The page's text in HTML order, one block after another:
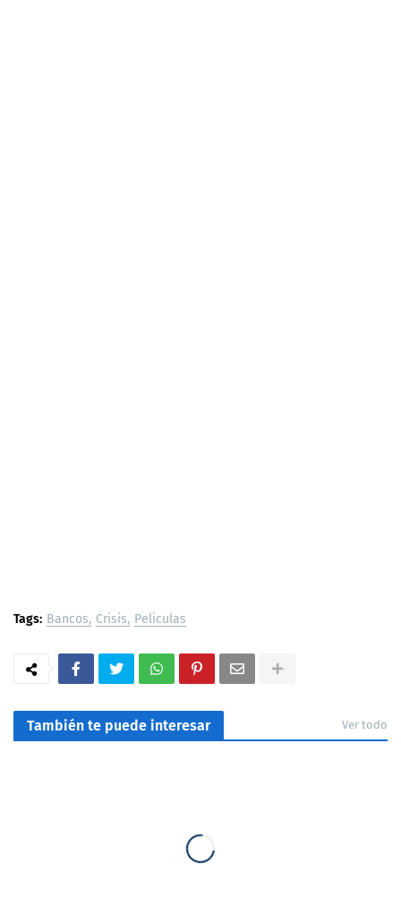
Tags: Bancos Crisis Peliculas
También te puede interesar Ver todo